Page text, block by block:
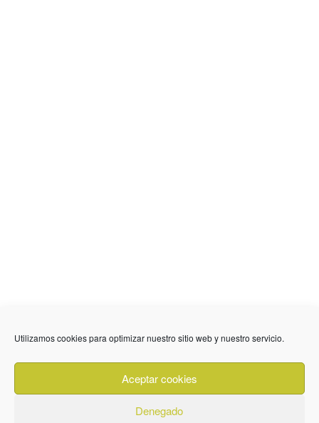
Utilizamos cookies para optimizar nuestro sitio web y nuestro servicio.
Aceptar cookies
Denegado
636 01 61 85
Fuente Palmera
info @ fuentepalmerainformacion.es
Privacidad Aviso legal
Cookies